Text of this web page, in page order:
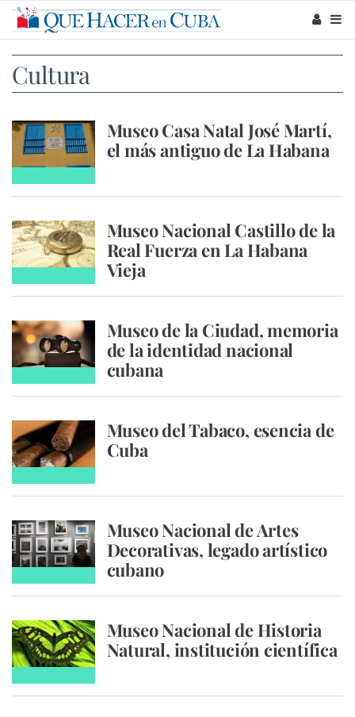
Cultura
Museo Casa Natal José Martí,
el más antiguo de La Habana
Museo Nacional Castillo de la
Real Fuerza en La Habana
Vieja
Museo de la Ciudad, memoria
de la identidad nacional
cubana
Museo del Tabaco, esencia de
Cuba
Museo Nacional de Artes
Decorativas, legado artístico
cubano
Museo Nacional de Historia
Natural, institución científica